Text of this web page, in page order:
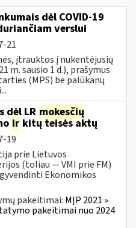
dėl COVID-19
verslui
21
įtrauktos į nukentėjusių
m. sausio 1 d.), prašymus
(MPS) be palūkanų
dėl LR mokesčių
ir kitų teisės aktų
19
prie Lietuvos
(toliau — VMI prie FM)
Ekonomikos
pakeitimai: MĮP 2021 »
pakeitimai nuo 2024